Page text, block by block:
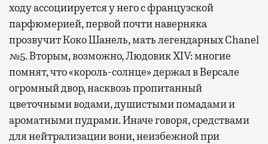
ходу ассоциируется у него с французской
парфюмерией, первой почти наверняка
прозвучит Коко Шанель, мать легендарных Chanel
№5. Вторым, возможно, Людовик XIV: многие
помнят, что «король-солнце» держал в Версале
огромный двор, насквозь пропитанный
цветочными водами, душистыми помадами и
ароматными пудрами. Иначе говоря, средствами
для нейтрализации вони, неизбежной при